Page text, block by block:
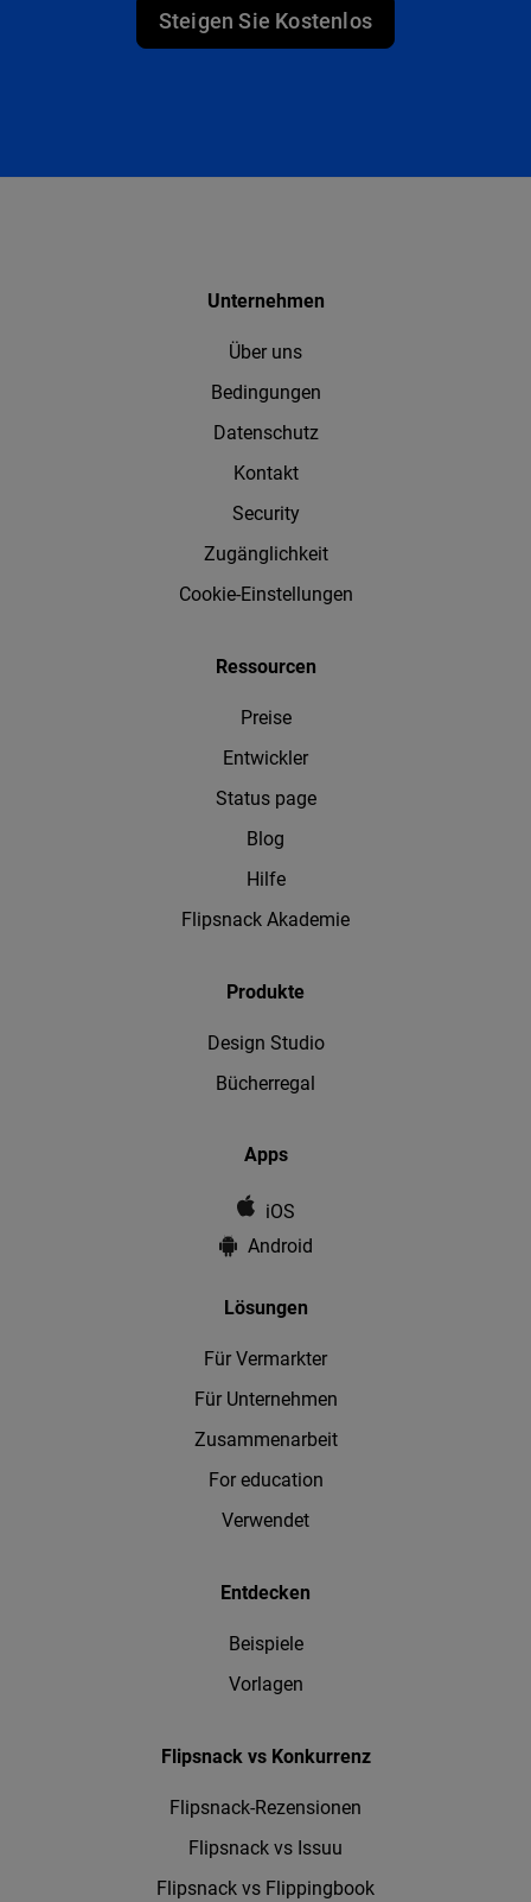
Steigen Sie Kostenlos
Unternehmen
Über uns
Bedingungen
Datenschutz
Kontakt
Security
Zugänglichkeit
Cookie-Einstellungen
Ressourcen
Preise
Entwickler
Status page
Blog
Hilfe
Flipsnack Akademie
Produkte
Design Studio
Bücherregal
Apps
iOS
Android
Lösungen
Für Vermarkter
Für Unternehmen
Zusammenarbeit
For education
Verwendet
Entdecken
Beispiele
Vorlagen
Flipsnack vs Konkurrenz
Flipsnack-Rezensionen
Flipsnack vs Issuu
Flipsnack vs Flippingbook